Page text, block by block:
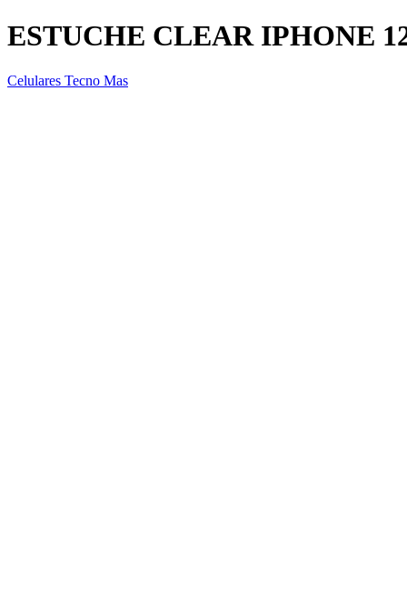
ESTUCHE CLEAR IPHONE
Celulares Tecno Mas